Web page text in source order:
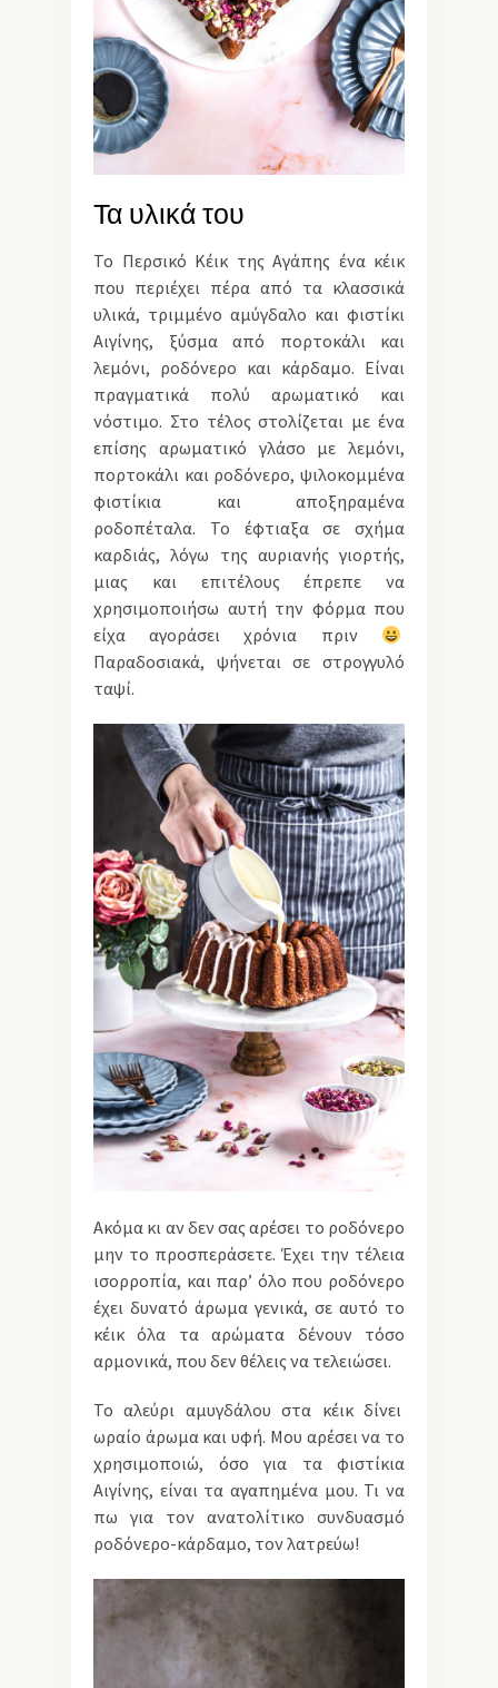
Τα υλικά του
Το Περσικό Κέικ της Αγάπης ένα κέικ
που περιέχει πέρα από τα κλασσικά
υλικά, τριμμένο αμύγδαλο και φιστίκι
Αιγίνης, ξύσμα από πορτοκάλι και
λεμόνι, ροδόνερο και κάρδαμο. Είναι
πραγματικά πολύ αρωματικό και
νόστιμο. Στο τέλος στολίζεται με ένα
επίσης αρωματικό γλάσο με λεμόνι,
πορτοκάλι και ροδόνερο, ψιλοκομμένα
φιστίκια και αποξηραμένα
ροδοπέταλα. Το έφτιαξα σε σχήμα
καρδιάς, λόγω της αυριανής γιορτής,
μιας και επιτέλους έπρεπε να
χρησιμοποιήσω αυτή την φόρμα που
είχα αγοράσει χρόνια πριν
Παραδοσιακά, ψήνεται σε στρογγυλό
ταψί.
Ακόμα κι αν δεν σας αρέσει το ροδόνερο
μην το προσπεράσετε. Έχει την τέλεια
ισορροπία, και παρ’ όλο που ροδόνερο
έχει δυνατό άρωμα γενικά, σε αυτό το
κέικ όλα τα αρώματα δένουν τόσο
αρμονικά, που δεν θέλεις να τελειώσει.
Το αλεύρι αμυγδάλου στα κέικ δίνει
ωραίο άρωμα και υφή. Μου αρέσει να το
χρησιμοποιώ, όσο για τα φιστίκια
Αιγίνης, είναι τα αγαπημένα μου. Τι να
πω για τον ανατολίτικο συνδυασμό
ροδόνερο-κάρδαμο, τον λατρεύω!